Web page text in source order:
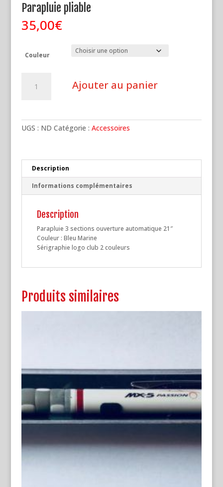
Parapluie pliable
35,00€
Couleur
Ajouter au panier
UGS : ND Catégorie : Accessoires
Description
Informations complémentaires
Description
Parapluie 3 sections ouverture automatique 21″
Couleur : Bleu Marine
Sérigraphie logo club 2 couleurs
Produits similaires